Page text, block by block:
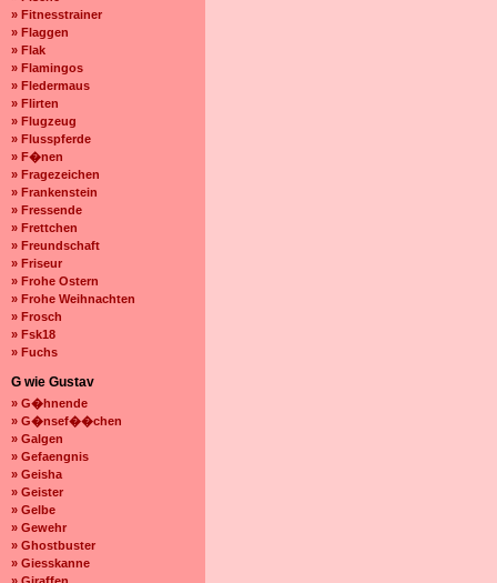
» Fitnesstrainer
» Flaggen
» Flak
» Flamingos
» Fledermaus
» Flirten
» Flugzeug
» Flusspferde
» F�nen
» Fragezeichen
» Frankenstein
» Fressende
» Frettchen
» Freundschaft
» Friseur
» Frohe Ostern
» Frohe Weihnachten
» Frosch
» Fsk18
» Fuchs
G wie Gustav
» G�hnende
» G�nsef��chen
» Galgen
» Gefaengnis
» Geisha
» Geister
» Gelbe
» Gewehr
» Ghostbuster
» Giesskanne